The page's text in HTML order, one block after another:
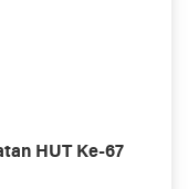
HUT Ke-67